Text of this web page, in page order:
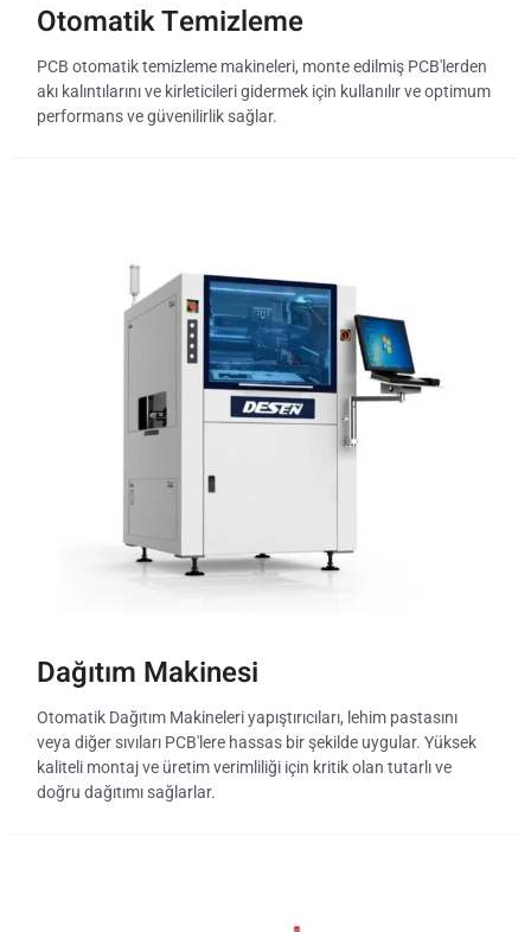
Otomatik Temizleme
PCB otomatik temizleme makineleri, monte edilmiş PCB'lerden
akı kalıntılarını ve kirleticileri gidermek için kullanılır ve optimum
performans ve güvenilirlik sağlar.
Dağıtım Makinesi
Otomatik Dağıtım Makineleri yapıştırıcıları, lehim pastasını
veya diğer sıvıları PCB'lere hassas bir şekilde uygular. Yüksek
kaliteli montaj ve üretim verimliliği için kritik olan tutarlı ve
doğru dağıtımı sağlarlar.